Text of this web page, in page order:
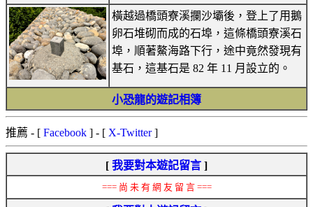
橫越過橋頭寮溪攔沙壩後，登上了用鵝
卵石堆砌而成的石埠，這條橋頭寮溪石
埠，順著鰲海路下行，途中竟然發現有
基石，這基石是 82 年 11 月設立的。
小恐龍的遊記相簿
推薦 - [ Facebook ] - [ X-Twitter]
[ 我要對本遊記留言 ]
=== 尚 未 有 網 友 留 言 ===